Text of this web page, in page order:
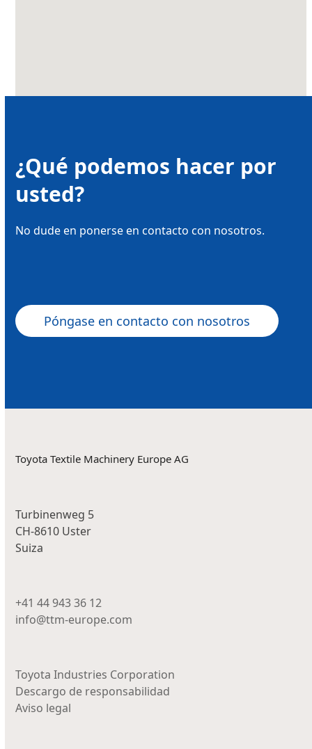
¿Qué podemos hacer por
usted?
No dude en ponerse en contacto con nosotros.
Póngase en contacto con nosotros
Toyota Textile Machinery Europe AG
Turbinenweg 5
CH-8610 Uster
Suiza
+41 44 943 36 12
info@ttm-europe.com
Toyota Industries Corporation
Descargo de responsabilidad
Aviso legal